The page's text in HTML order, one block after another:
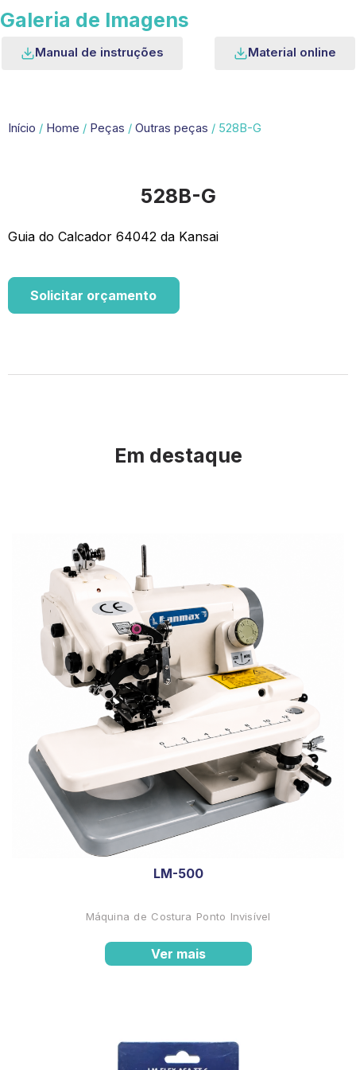
Galeria de Imagens
Manual de instruções Material online
Início / Home / Peças / Outras peças / 528B-G
528B-G
Guia do Calcador 64042 da Kansai
Solicitar orçamento
Em destaque
LM-500
Máquina de Costura Ponto Invisível
Ver mais